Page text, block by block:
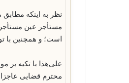
مستأجر عین
است؛ و همچنین با
محترم قضایی عاجزانه